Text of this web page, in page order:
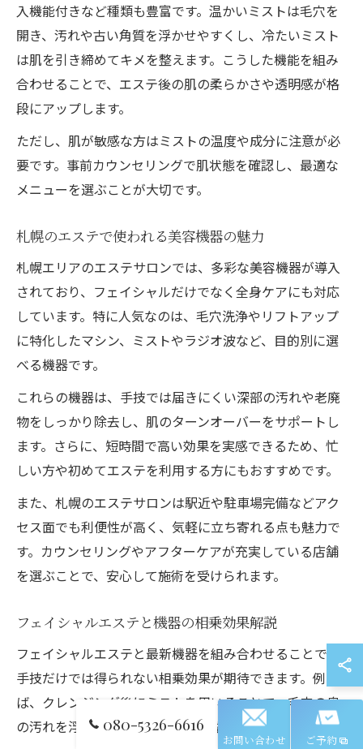
入機能付きなど種類も豊富です。温かいミストは毛穴を
開き、汚れや古い角質を浮かせやすくし、冷たいミスト
は肌を引き締めてキメを整えます。こうした機能を組み
合わせることで、エステ後の肌の柔らかさや透明感が格
段にアップします。
ただし、肌が敏感な方はミストの温度や成分に注意が必
要です。事前カウンセリングで肌状態を確認し、最適な
メニューを選ぶことが大切です。
札幌のエステで使われる美容機器の魅力
札幌エリアのエステサロンでは、多彩な美容機器が導入
されており、フェイシャルだけでなく全身ケアにも対応
しています。特に人気なのは、毛穴洗浄やリフトアップ
に特化したマシン、ミストやラジオ波など、目的別に選
べる機器です。
これらの機器は、手技では届きにくい深部の汚れや老廃
物をしっかり除去し、肌のターンオーバーをサポートし
ます。さらに、短時間で高い効果を実感できるため、忙
しい方や初めてエステを利用する方にもおすすめです。
また、札幌のエステサロンは駅近や駐車場完備などアク
セス面でも利便性が高く、気軽に立ち寄れる点も魅力で
す。カウンセリングやアフターケアが充実している店舗
を選ぶことで、安心して施術を受けられます。
フェイシャルエステと機器の相乗効果解説
フェイシャルエステと最新機器を組み合わせることで、
手技だけでは得られない相乗効果が期待できます。例え
ば、クレンジング後にミストを用いることで、毛穴の奥
の汚れを浮かせ、肌をやわらかく整えます。
080-5326-6616
お問い合わせ ご予約